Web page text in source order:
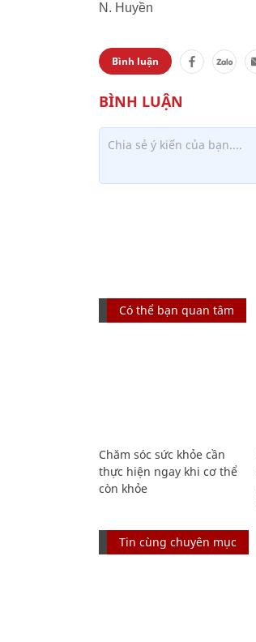
N. Huyền
Bình luận
Có thể bạn quan tâm
Chăm sóc sức khỏe cần
thực hiện ngay khi cơ thể
còn khỏe
Tin cùng chuyên mục